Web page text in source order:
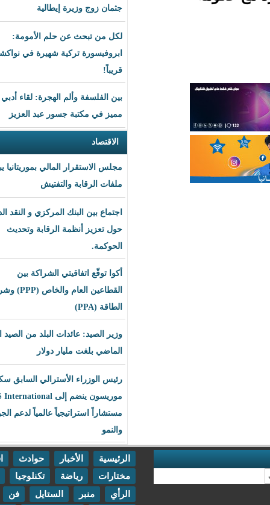
جثمان زوج وزيرة إيطالية
لكل من تبحث عن حلم الأمومة:
ابروفيسورة تركية شهيرة في نواكشوط
بين الفلسفة وألم الهجرة: لقاء أدبي
مميز في مكتبة جسور عبد العزيز
مجلس الاستقرار المالي بموريتانيا يبحث
ملفات الرقابة والتفتيش
اجتماع بين البنك المركزي و النقد الدولي
حول تعزيز أنظمة الرقابة وتحديث
أكوا توقّع اتفاقيتي الشراكة بين
القطاعين العام والخاص (PPP) وشراء
وزير الصيد: عائدات البلد من الصيد العام
الماضي بلغت مليار دولار
رئيس الوزراء الأسترالي السابق سكوت
موريسون ينضم إلى BLS International
مستشاراً استراتيجياً عالمياً لدعم الجودة
حوادث
اقتصاد
تكنلوجيا
مقابلات
الستايل فن
اتصل بنا